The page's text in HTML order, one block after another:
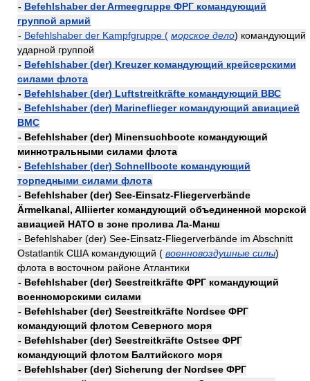
- Befehlshaber der Armeegruppe ФРГ командующий
группой армий
- Befehlshaber der Kampfgruppe ( морское дело) командующий
ударной группой
- Befehlshaber (der) Kreuzer командующий крейсерскими
силами флота
- Befehlshaber (der) Luftstreitkräfte командующий ВВС
- Befehlshaber (der) Marineflieger командующий авиацией
ВМС
- Befehlshaber (der) Minensuchboote командующий
миннотральными силами флота
- Befehlshaber (der) Schnellboote командующий
торпедными силами флота
- Befehlshaber (der) See-Einsatz-Fliegerverbände
Ärmelkanal, Alliierter командующий объединенной морской
авиацией НАТО в зоне пролива Ла-Манш
- Befehlshaber (der) See-Einsatz-Fliegerverbände im Abschnitt
Ostatlantik США командующий ( военновоздушные силы)
флота в восточном районе Атлантики
- Befehlshaber (der) Seestreitkräfte ФРГ командующий
военноморскими силами
- Befehlshaber (der) Seestreitkräfte Nordsee ФРГ
командующий флотом Северного моря
- Befehlshaber (der) Seestreitkräfte Ostsee ФРГ
командующий флотом Балтийского моря
- Befehlshaber (der) Sicherung der Nordsee ФРГ